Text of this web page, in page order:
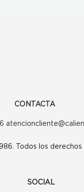
CONTACTA
Todos los derechos
SOCIAL